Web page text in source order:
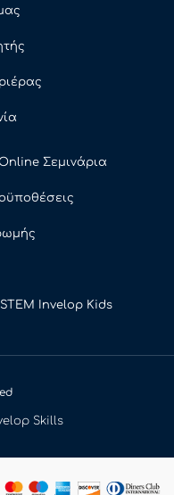
Σεμινάρια
Invelop Kids
Skills